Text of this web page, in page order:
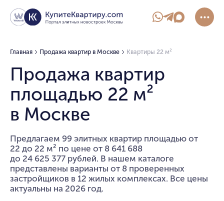
Главная Продажа квартир в Москве Квартиры 22 м²
Продажа квартир
площадью 22 м²
в Москве
Предлагаем 99 элитных квартир площадью от
22 до 22 м² по цене от 8 641 688
до 24 625 377 рублей. В нашем каталоге
представлены варианты от 8 проверенных
застройщиков в 12 жилых комплексах. Все цены
актуальны на 2026 год.